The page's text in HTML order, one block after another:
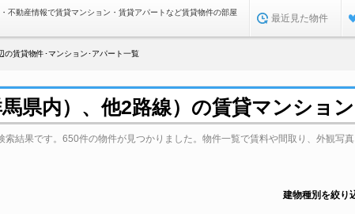
不動産情報で賃貸マンション・賃貸アパートなど賃貸物件の部屋
最近見た物件
の賃貸物件･マンション･アパート一覧
県内）、他2路線）の賃貸マンショ
結果です。650件の物件が見つかりました。物件一覧で賃料や間取り、外観写真
建物種別を絞り